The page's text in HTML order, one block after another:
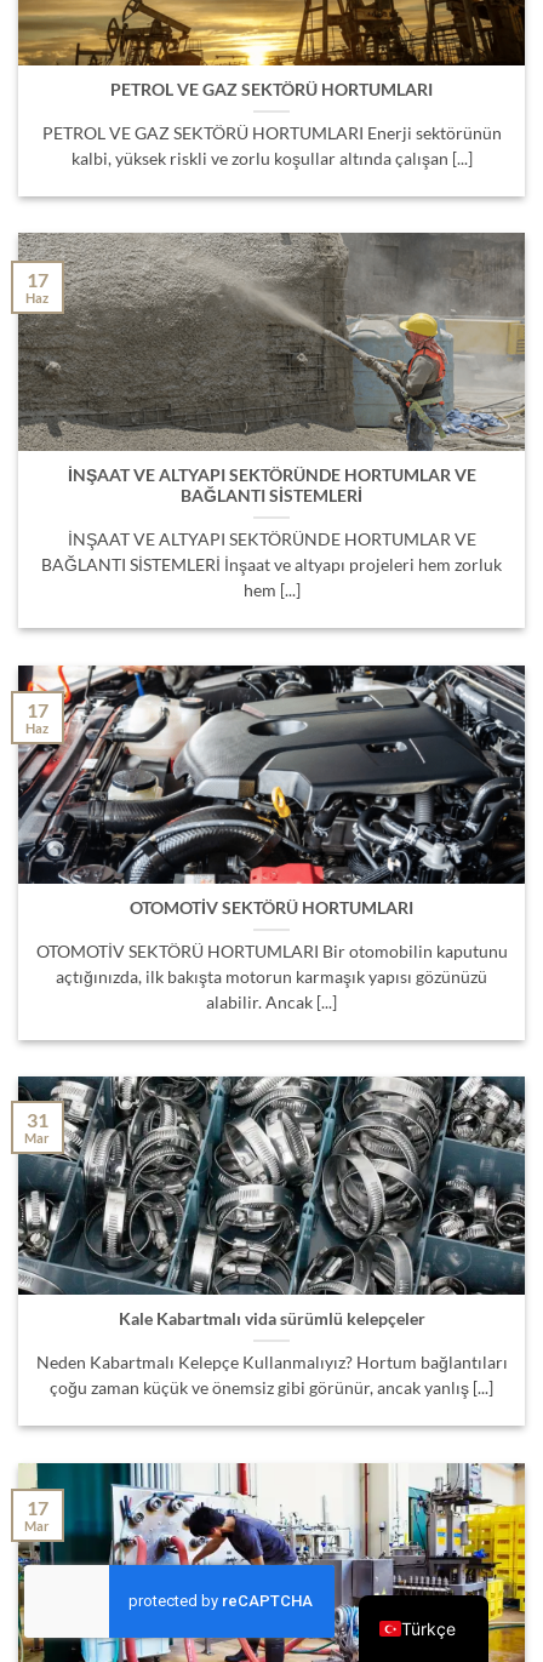
PETROL VE GAZ SEKTÖRÜ HORTUMLARI
PETROL VE GAZ SEKTÖRÜ HORTUMLARI Enerji sektörünün
kalbi, yüksek riskli ve zorlu koşullar altında çalışan [...]
İNŞAAT VE ALTYAPI SEKTÖRÜNDE HORTUMLAR VE
BAĞLANTI SİSTEMLERİ
İNŞAAT VE ALTYAPI SEKTÖRÜNDE HORTUMLAR VE
BAĞLANTI SİSTEMLERİ İnşaat ve altyapı projeleri hem zorluk
hem [...]
17
Haz
OTOMOTİV SEKTÖRÜ HORTUMLARI
OTOMOTİV SEKTÖRÜ HORTUMLARI Bir otomobilin kaputunu
açtığınızda, ilk bakışta motorun karmaşık yapısı gözünüzü
alabilir. Ancak [...]
17
Haz
Kale Kabartmalı vida sürümlü kelepçeler
Neden Kabartmalı Kelepçe Kullanmalıyız? Hortum bağlantıları
çoğu zaman küçük ve önemsiz gibi görünür, ancak yanlış [...]
31
Mar
17
Mar
Türkçe